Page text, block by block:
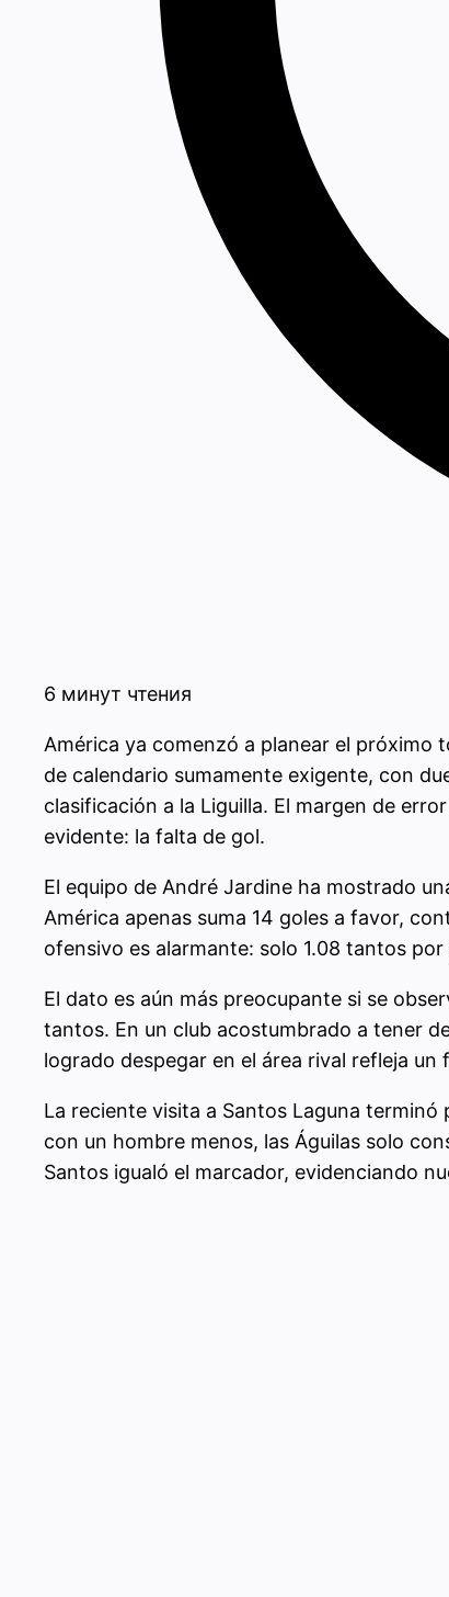
6 минут чтения
América ya comenzó a planear el próximo
de calendario sumamente exigente, con
clasificación a la Liguilla. El margen de
evidente: la falta de gol.
El equipo de André Jardine ha mostrado
América apenas suma 14 goles a favor,
ofensivo es alarmante: solo 1.08 tantos
El dato es aún más preocupante si se
tantos. En un club acostumbrado a tener
logrado despegar en el área rival refleja
La reciente visita a Santos Laguna
con un hombre menos, las Águilas solo
Santos igualó el marcador, evidenciando